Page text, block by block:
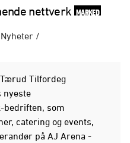
nettverk MARKED
Nyheter /
Tilfordeg
nyeste
bedriften, som
catering og events,
på AJ Arena -